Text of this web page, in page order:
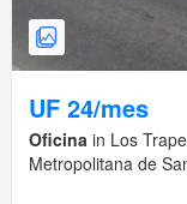
UF 24/mes
Oficina in Los
Metropolitana de